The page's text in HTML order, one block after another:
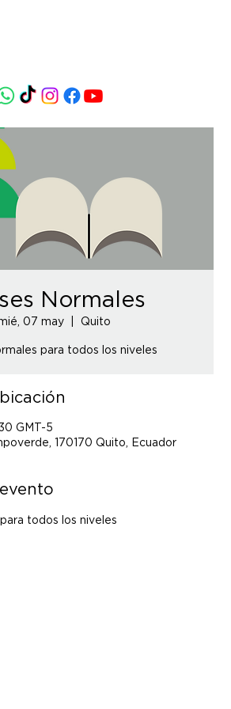
Normales
07 may
  |
Quito
para todos los niveles
GMT-5
170170 Quito, Ecuador
todos los niveles